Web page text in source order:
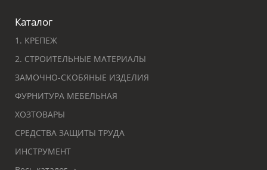
Каталог
1. КРЕПЕЖ
2. СТРОИТЕЛЬНЫЕ МАТЕРИАЛЫ
ЗАМОЧНО-СКОБЯНЫЕ ИЗДЕЛИЯ
ФУРНИТУРА МЕБЕЛЬНАЯ
ХОЗТОВАРЫ
СРЕДСТВА ЗАЩИТЫ ТРУДА
ИНСТРУМЕНТ